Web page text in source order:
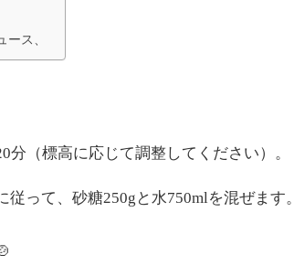
ス、
分（標高に応じて調整してください）。
って、砂糖250gと水750mlを混ぜます。